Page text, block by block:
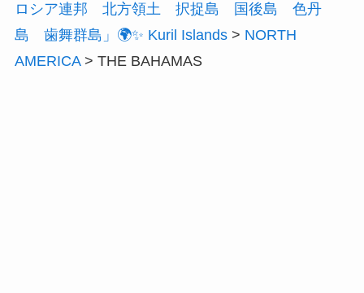
ロシア連邦 北方領土 択捉島 国後島 色丹
島 歯舞群島」🌍✨ Kuril Islands> NORTH
AMERICA> THE BAHAMAS